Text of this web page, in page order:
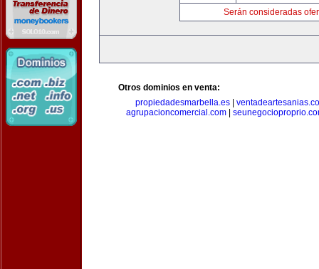
Serán consideradas
Otros dominios en venta:
propiedadesmarbella.es|
agrupacioncomercial.com